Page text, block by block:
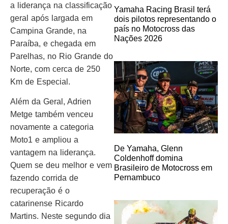
a liderança na classificação
geral após largada em
Campina Grande, na
Paraíba, e chegada em
Parelhas, no Rio Grande do
Norte, com cerca de 250
Km de Especial.
Além da Geral, Adrien
Metge também venceu
novamente a categoria
Moto1 e ampliou a
vantagem na liderança.
Quem se deu melhor e vem
fazendo corrida de
recuperação é o
catarinense Ricardo
Martins. Neste segundo dia
Yamaha Racing Brasil terá
dois pilotos representando o
país no Motocross das
Nações 2026
De Yamaha, Glenn
Coldenhoff domina
Brasileiro de Motocross em
Pernambuco